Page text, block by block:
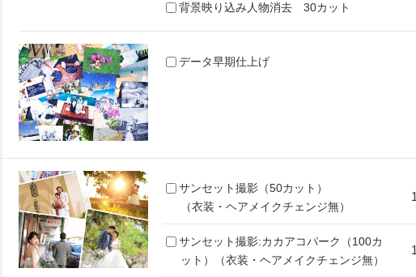
背景映り込み人物消去 30カット
データ早期仕上げ
サンセット撮影（50カット）
（衣装・ヘアメイクチェンジ無）
サンセット撮影:カカアコパーク（100カ
ット）（衣装・ヘアメイクチェンジ無）